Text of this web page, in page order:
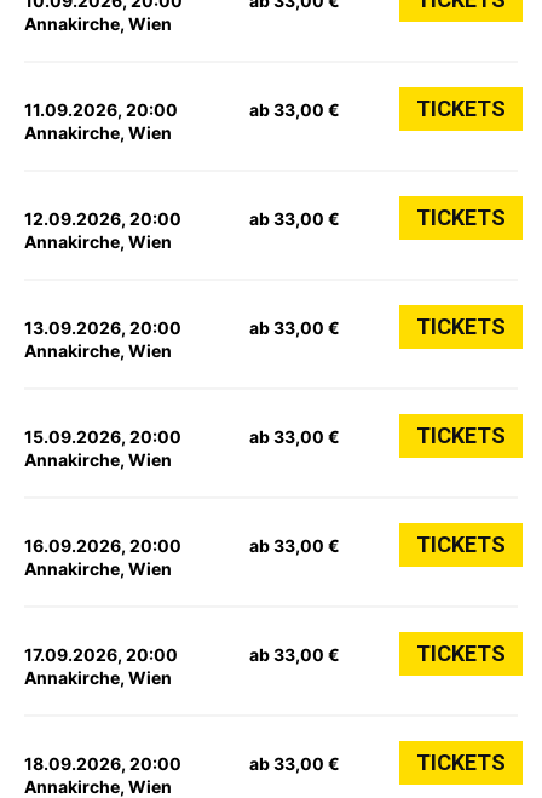
Annakirche, Wien
11.09.2026, 20:00
Annakirche, Wien
ab 33,00 € TICKETS
12.09.2026, 20:00
Annakirche, Wien
ab 33,00 € TICKETS
13.09.2026, 20:00
Annakirche, Wien
ab 33,00 € TICKETS
15.09.2026, 20:00
Annakirche, Wien
ab 33,00 € TICKETS
16.09.2026, 20:00
Annakirche, Wien
ab 33,00 € TICKETS
17.09.2026, 20:00
Annakirche, Wien
ab 33,00 € TICKETS
18.09.2026, 20:00
Annakirche, Wien
ab 33,00 € TICKETS